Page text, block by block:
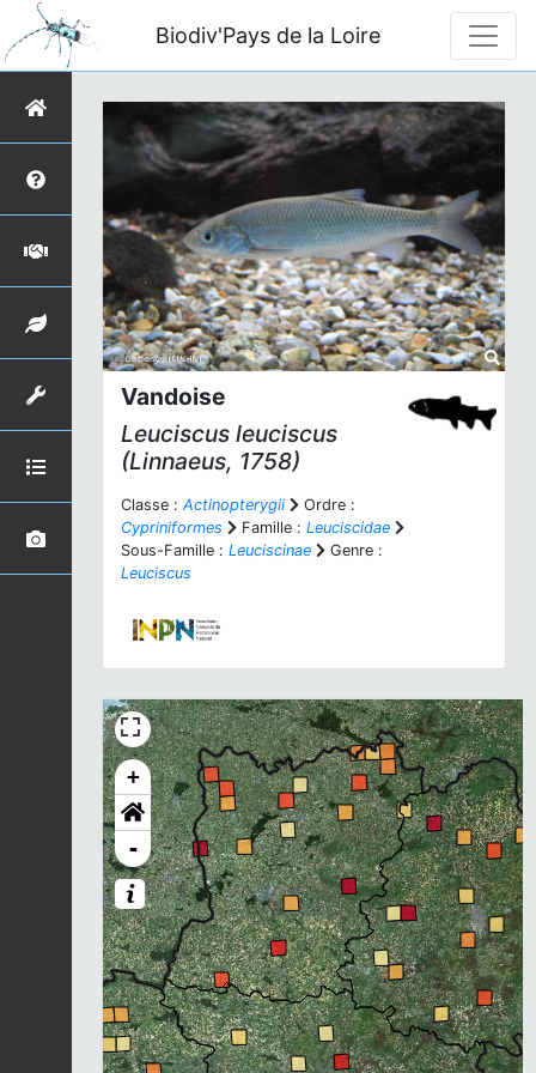
Biodiv'Pays de la Loire
Vandoise
Leuciscus leuciscus
(Linnaeus, 1758)
Classe : Actinopterygii
Ordre :
Cypriniformes
Famille : Leuciscidae
Sous-Famille : Leuciscinae
Genre :
Leuciscus
+
-